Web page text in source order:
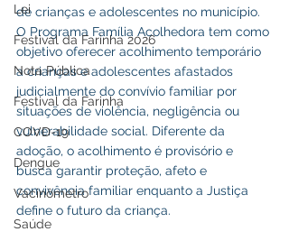
Lei
Festival da Farinha 2026
Nota Pública
Festival da Farinha
COVD-19
Dengue
Vacinômetro
Saúde
de crianças e adolescentes no município.
O Programa Família Acolhedora tem como
objetivo oferecer acolhimento temporário
a crianças e adolescentes afastados
judicialmente do convívio familiar por
situações de violência, negligência ou
vulnerabilidade social. Diferente da
adoção, o acolhimento é provisório e
busca garantir proteção, afeto e
convivência familiar enquanto a Justiça
define o futuro da criança.